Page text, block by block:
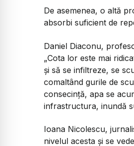
De asemenea, o altă
absorbi suficient de
Daniel Diaconu,
„Cota lor este mai
și să se infiltreze, se
comaltând gurile de
consecință, apa se
infrastructura, inundă
Ioana Nicolescu,
nivelul acesta și se